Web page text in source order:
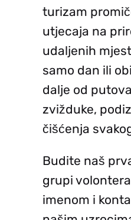
turizam
utjecaja na
udaljenih
samo dan ili
dalje od
zvižduke,
čišćenja
Budite naš
grupi
imenom i